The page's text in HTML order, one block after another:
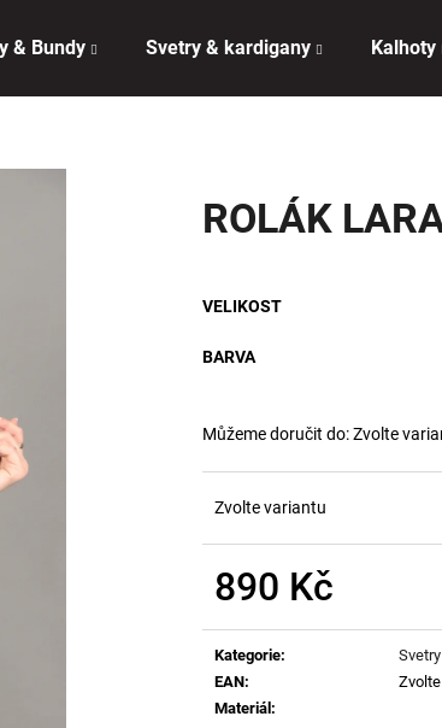
& Bundy Svetry & kardigany Kalhoty
ROLÁK
VELIKOST
BARVA
Můžeme doručit do:Zvolte
Zvolte variantu
890 Kč
Kategorie:
Svetry
EAN:
Materiál:
najít?
HLEDAT